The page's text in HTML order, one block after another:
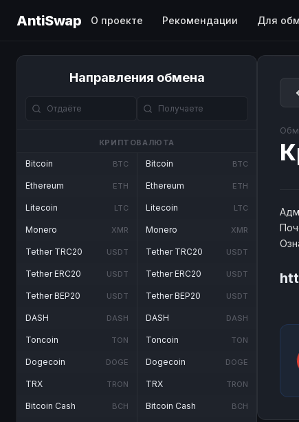
AntiSwap О проекте Рекомендации Для
Направления обмена
КРИПТОВАЛЮТА
Bitcoin BTC
Ethereum ETH
Litecoin LTC
Monero XMR
Tether TRC20 USDT
Tether ERC20 USDT
Tether BEP20 USDT
DASH DASH
Toncoin TON
Dogecoin DOGE
TRX TRON
Bitcoin Cash BCH
Bitcoin BTC
Ethereum ETH
Litecoin LTC
Monero XMR
Tether TRC20 USDT
Tether ERC20 USDT
Tether BEP20 USDT
DASH DASH
Toncoin TON
Dogecoin DOGE
TRX TRON
Bitcoin Cash BCH